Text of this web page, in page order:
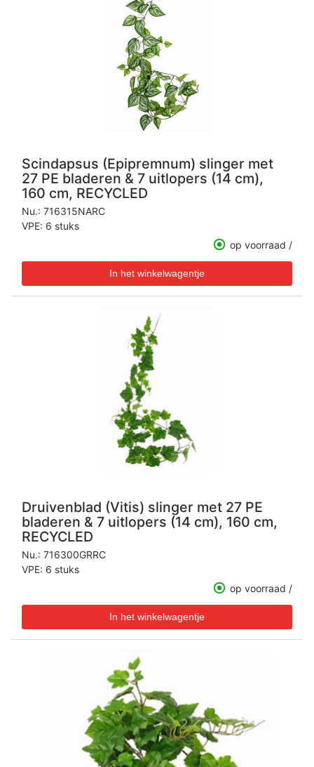
Scindapsus (Epipremnum) slinger met
27 PE bladeren & 7 uitlopers (14 cm),
160 cm, RECYCLED
Nu.: 716315NARC
VPE: 6 stuks
op voorraad /
Druivenblad (Vitis) slinger met 27 PE
bladeren & 7 uitlopers (14 cm), 160 cm,
RECYCLED
Nu.: 716300GRRC
VPE: 6 stuks
op voorraad /